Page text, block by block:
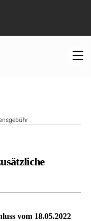
vom 18.05.2022